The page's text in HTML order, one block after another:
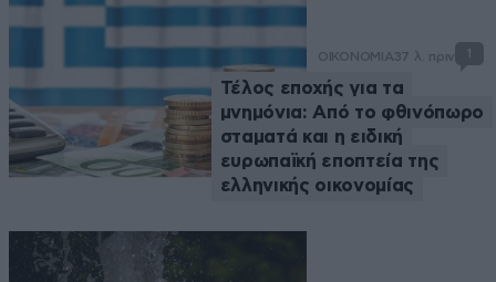
ΟΙΚΟΝΟΜΙΑ37 λ. πριν 1
Τέλος εποχής για τα
μνημόνια: Από το φθινόπωρο
σταματά και η ειδική
ευρωπαϊκή εποπτεία της
ελληνικής οικονομίας